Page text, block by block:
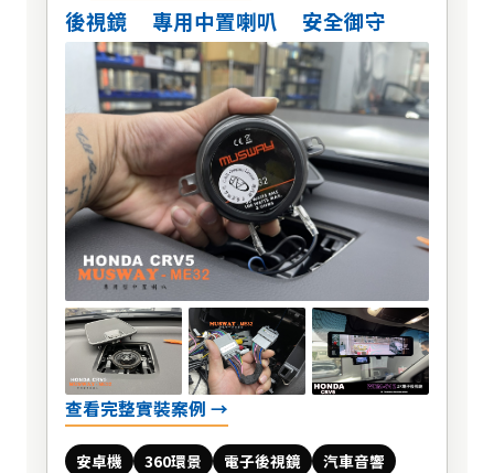
後視鏡
專用中置喇叭 安全御守
查看完整實裝案例 →
安卓機 360環景 電子後視鏡 汽車音響